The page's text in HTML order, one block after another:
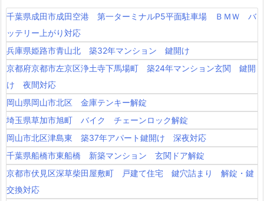
千葉県成田市成田空港 第一ターミナルP5平面駐車場 ＢＭＷ バ
ッテリー上がり対応
兵庫県姫路市青山北 築32年マンション 鍵開け
京都府京都市左京区浄土寺下馬場町 築24年マンション玄関 鍵開
け 夜間対応
岡山県岡山市北区 金庫テンキー解錠
埼玉県草加市旭町 バイク チェーンロック解錠
岡山市北区津島東 築37年アパート鍵開け 深夜対応
千葉県船橋市東船橋 新築マンション 玄関ドア解錠
京都市伏見区深草柴田屋敷町 戸建て住宅 鍵穴詰まり 解錠・鍵
交換対応